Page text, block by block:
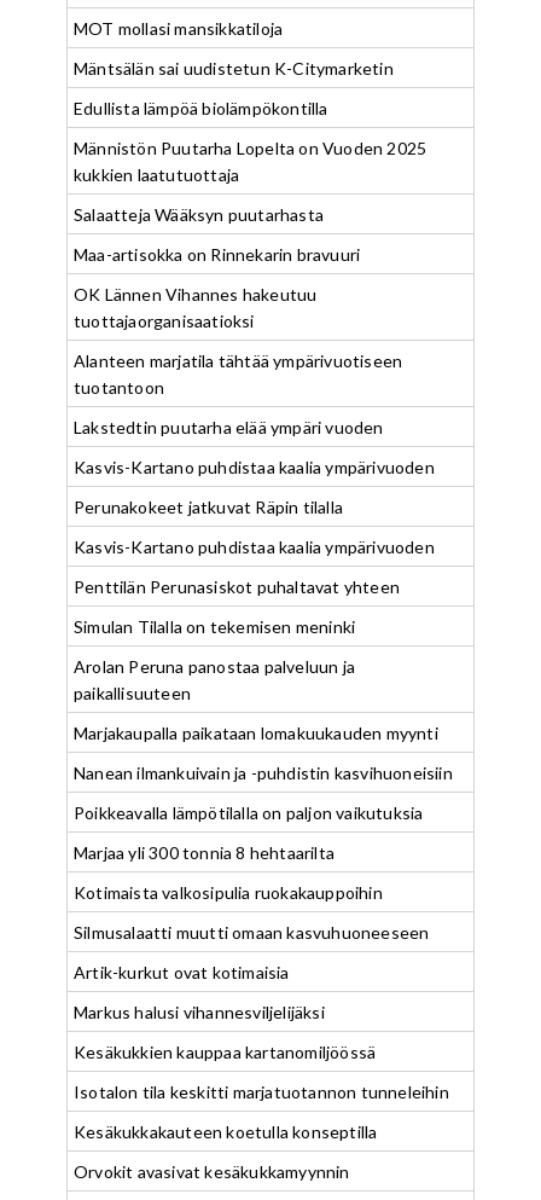
MOT mollasi mansikkatiloja
Mäntsälän sai uudistetun K-Citymarketin
Edullista lämpöä biolämpökontilla
Männistön Puutarha Lopelta on Vuoden 2025
kukkien laatutuottaja
Salaatteja Wääksyn puutarhasta
Maa-artisokka on Rinnekarin bravuuri
OK Lännen Vihannes hakeutuu
tuottajaorganisaatioksi
Alanteen marjatila tähtää ympärivuotiseen
tuotantoon
Lakstedtin puutarha elää ympäri vuoden
Kasvis-Kartano puhdistaa kaalia ympärivuoden
Perunakokeet jatkuvat Räpin tilalla
Kasvis-Kartano puhdistaa kaalia ympärivuoden
Penttilän Perunasiskot puhaltavat yhteen
Simulan Tilalla on tekemisen meninki
Arolan Peruna panostaa palveluun ja
paikallisuuteen
Marjakaupalla paikataan lomakuukauden myynti
Nanean ilmankuivain ja -puhdistin kasvihuoneisiin
Poikkeavalla lämpötilalla on paljon vaikutuksia
Marjaa yli 300 tonnia 8 hehtaarilta
Kotimaista valkosipulia ruokakauppoihin
Silmusalaatti muutti omaan kasvuhuoneeseen
Artik-kurkut ovat kotimaisia
Markus halusi vihannesviljelijäksi
Kesäkukkien kauppaa kartanomiljöössä
Isotalon tila keskitti marjatuotannon tunneleihin
Kesäkukkakauteen koetulla konseptilla
Orvokit avasivat kesäkukkamyynnin